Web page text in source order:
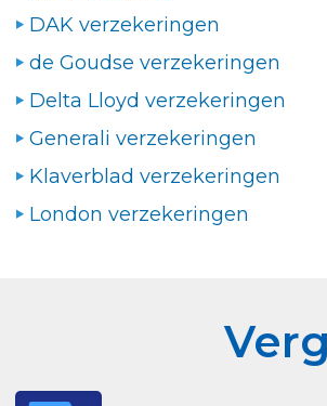
DAK verzekeringen
de Goudse verzekeringen
Delta Lloyd verzekeringen
Generali verzekeringen
Klaverblad verzekeringen
London verzekeringen